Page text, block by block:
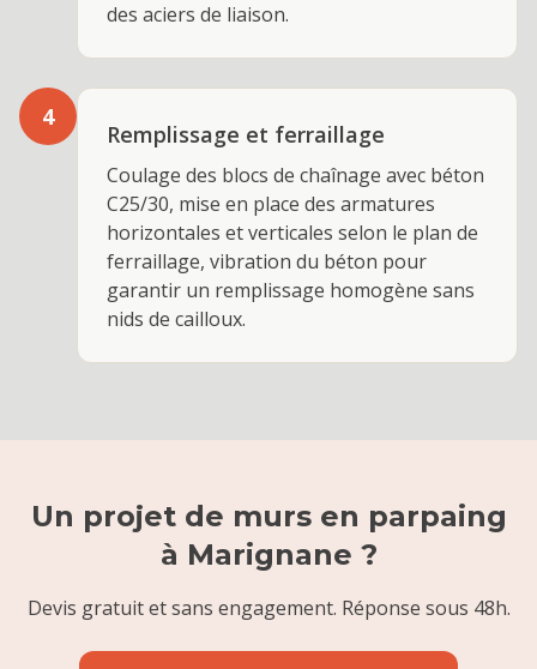
des aciers de liaison.
4
Remplissage et ferraillage
Coulage des blocs de chaînage avec béton
C25/30, mise en place des armatures
horizontales et verticales selon le plan de
ferraillage, vibration du béton pour
garantir un remplissage homogène sans
nids de cailloux.
Un projet de murs en parpaing
à Marignane ?
Devis gratuit et sans engagement. Réponse sous 48h.